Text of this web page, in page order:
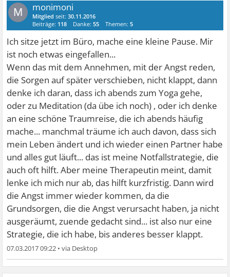
M monimoni
Mitglied seit:30.11.2016
Beiträge: 118 Danke:55 Themen:5
Ich sitze jetzt im Büro, mache eine kleine Pause. Mir
ist noch etwas eingefallen...
Wenn das mit dem Annehmen, mit der Angst reden,
die Sorgen auf später verschieben, nicht klappt, dann
denke ich daran, dass ich abends zum Yoga gehe,
oder zu Meditation (da übe ich noch) , oder ich denke
an eine schöne Traumreise, die ich abends häufig
mache... manchmal träume ich auch davon, dass sich
mein Leben ändert und ich wieder einen Partner habe
und alles gut läuft... das ist meine Notfallstrategie, die
auch oft hilft. Aber meine Therapeutin meint, damit
lenke ich mich nur ab, das hilft kurzfristig. Dann wird
die Angst immer wieder kommen, da die
Grundsorgen, die die Angst verursacht haben, ja nicht
ausgeräumt, zuende gedacht sind... ist also nur eine
Strategie, die ich habe, bis anderes besser klappt.
07.03.2017 09:22 •